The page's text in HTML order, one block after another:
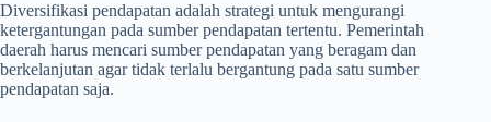
Diversifikasi pendapatan adalah strategi untuk mengurangi
ketergantungan pada sumber pendapatan tertentu. Pemerintah
daerah harus mencari sumber pendapatan yang beragam dan
berkelanjutan agar tidak terlalu bergantung pada satu sumber
pendapatan saja.